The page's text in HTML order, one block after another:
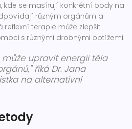
kde se masírují konkrétní body na
různým orgánům a
reflexní terapie může zlepšit
s různými drobnými obtížemi.
může upravit energii těla
říká Dr. Jana
na alternativní